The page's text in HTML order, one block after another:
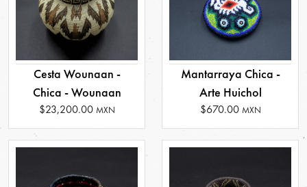
Cesta Wounaan -
Chica - Wounaan
$23,200.00 MXN
Mantarraya Chica -
Arte Huichol
$670.00 MXN